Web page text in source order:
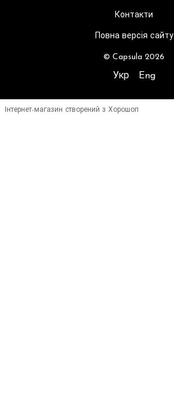
Контакти
Повна версія сайту
© Capsula 2026
Укр Eng
Інтернет-магазин створений з Хорошоп